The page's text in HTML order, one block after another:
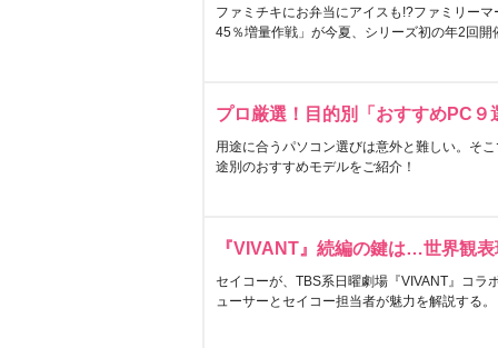
ファミチキにお弁当にアイスも!?ファミリー
45％増量作戦」が今夏、シリーズ初の年2回開
プロ厳選！目的別「おすすめPC９
用途に合うパソコン選びは意外と難しい。そ
途別のおすすめモデルをご紹介！
『VIVANT』続編の鍵は…世界観
セイコーが、TBS系日曜劇場『VIVANT』コラ
ューサーとセイコー担当者が魅力を解説する。